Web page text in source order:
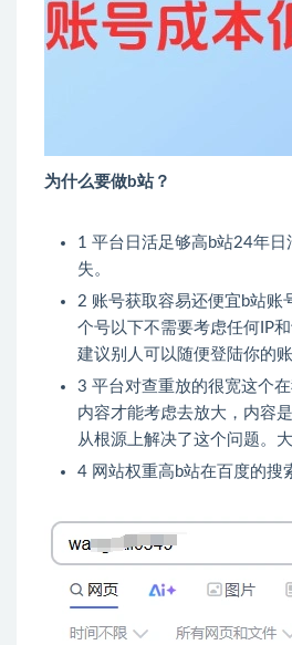
为什么要做b站​？
1 平台日活足够高​b站24年
失。
2 账号获取容易还便宜​b站账
个号以下不需要考虑任何IP
建议别人可以随便登陆你的
3 平台对查重放的很宽​这个
内容才能考虑去放大，内容
从根源上解决了这个问题。
4 网站权重高​b站在百度的搜